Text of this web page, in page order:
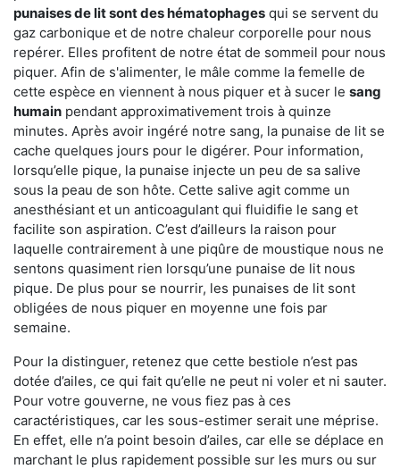
punaises de lit sont des hématophages qui se servent du
gaz carbonique et de notre chaleur corporelle pour nous
repérer. Elles profitent de notre état de sommeil pour nous
piquer. Afin de s'alimenter, le mâle comme la femelle de
cette espèce en viennent à nous piquer et à sucer le sang
humain pendant approximativement trois à quinze
minutes. Après avoir ingéré notre sang, la punaise de lit se
cache quelques jours pour le digérer. Pour information,
lorsqu’elle pique, la punaise injecte un peu de sa salive
sous la peau de son hôte. Cette salive agit comme un
anesthésiant et un anticoagulant qui fluidifie le sang et
facilite son aspiration. C’est d’ailleurs la raison pour
laquelle contrairement à une piqûre de moustique nous ne
sentons quasiment rien lorsqu’une punaise de lit nous
pique. De plus pour se nourrir, les punaises de lit sont
obligées de nous piquer en moyenne une fois par
semaine.
Pour la distinguer, retenez que cette bestiole n’est pas
dotée d’ailes, ce qui fait qu’elle ne peut ni voler et ni sauter.
Pour votre gouverne, ne vous fiez pas à ces
caractéristiques, car les sous-estimer serait une méprise.
En effet, elle n’a point besoin d’ailes, car elle se déplace en
marchant le plus rapidement possible sur les murs ou sur